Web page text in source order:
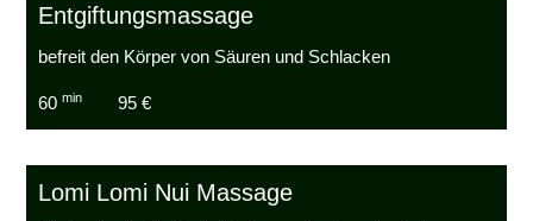
Entgiftungsmassage
befreit den Körper von Säuren und Schlacken
60min 95 €
Lomi Lomi Nui Massage